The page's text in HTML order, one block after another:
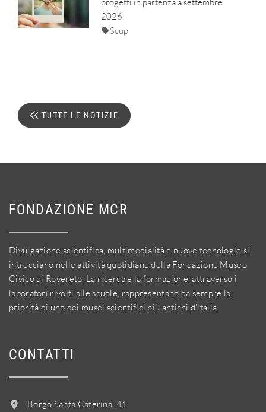
2026
Scup
TUTTE LE NOTIZIE
FONDAZIONE MCR
Divulgazione scientifica, multimedialità e nuove tecnologie si
intrecciano nelle attività quotidiane della Fondazione Museo
Civico di Rovereto. La ricerca e la formazione, attraverso i
laboratori rivolti alle scuole, rappresentano da sempre la
priorità di uno dei musei scientifici più antichi d'Italia.
CONTATTI
Borgo Santa Caterina, 41